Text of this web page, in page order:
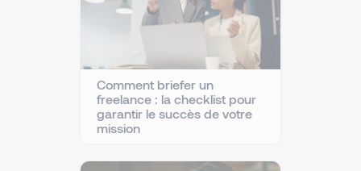
Comment briefer un
freelance : la checklist pour
garantir le succès de votre
mission